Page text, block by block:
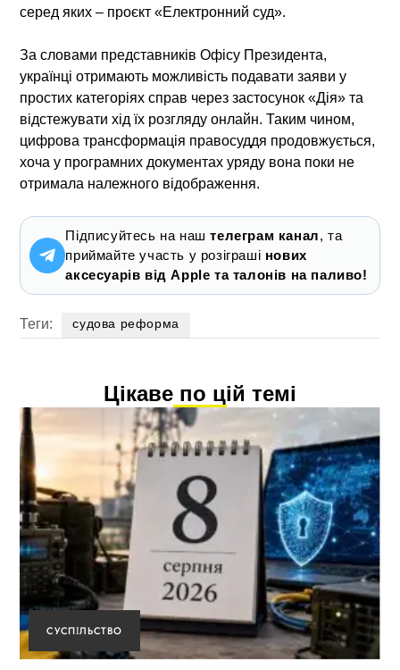
серед яких – проєкт «Електронний суд».
За словами представників Офісу Президента,
українці отримають можливість подавати заяви у
простих категоріях справ через застосунок «Дія» та
відстежувати хід їх розгляду онлайн. Таким чином,
цифрова трансформація правосуддя продовжується,
хоча у програмних документах уряду вона поки не
отримала належного відображення.
Підписуйтесь на наштелеграм канал, та
приймайте участь у розіграші нових
аксесуарів від Apple та талонів на паливо!
Теги: судова реформа
Цікаве по цій темі
СУСПІЛЬСТВО